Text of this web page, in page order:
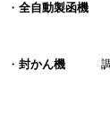
・ 全自動製函機
・ 封かん機